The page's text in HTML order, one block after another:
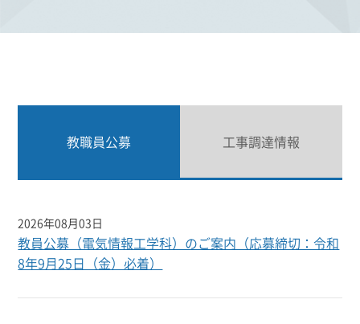
教職員公募 工事調達情報
2026年08月03日
教員公募（電気情報工学科）のご案内（応募締切：令和
8年9月25日（金）必着）